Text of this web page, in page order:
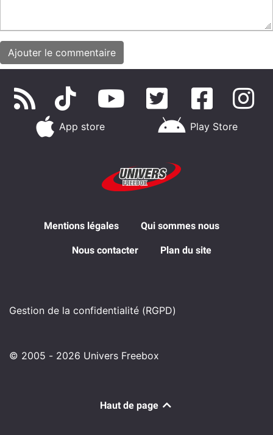
App store Play Store
Mentions légales Qui sommes nous
Nous contacter Plan du site
Gestion de la confidentialité (RGPD)
© 2005 - 2026 Univers Freebox
Haut de page